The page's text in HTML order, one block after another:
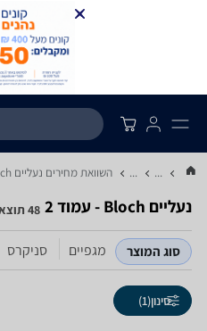
...
... השוואת מחירים נעליים ‏Bloch
נעליים ‏Bloch - עמוד 2 48 תוצאות
סוג המוצר מגפיים סניקרס
סינון(1)